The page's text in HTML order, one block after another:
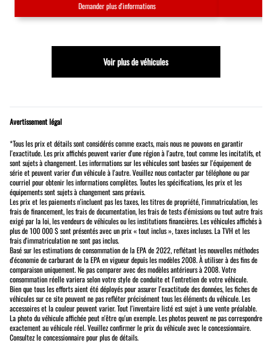
Demander plus d'informations
Voir plus de véhicules
Avertissement légal
*Tous les prix et détails sont considérés comme exacts, mais nous ne pouvons en garantir
l'exactitude. Les prix affichés peuvent varier d'une région à l'autre, tout comme les incitatifs, et
sont sujets à changement. Les informations sur les véhicules sont basées sur l'équipement de
série et peuvent varier d'un véhicule à l'autre. Veuillez nous contacter par téléphone ou par
courriel pour obtenir les informations complètes. Toutes les spécifications, les prix et les
équipements sont sujets à changement sans préavis.
Les prix et les paiements n'incluent pas les taxes, les titres de propriété, l'immatriculation, les
frais de financement, les frais de documentation, les frais de tests d'émissions ou tout autre frais
exigé par la loi, les vendeurs de véhicules ou les institutions financières. Les véhicules affichés à
plus de 100 000 $ sont présentés avec un prix « tout inclus », taxes incluses. La TVH et les
frais d'immatriculation ne sont pas inclus.
Basé sur les estimations de consommation de la EPA de 2022, reflétant les nouvelles méthodes
d'économie de carburant de la EPA en vigueur depuis les modèles 2008. À utiliser à des fins de
comparaison uniquement. Ne pas comparer avec des modèles antérieurs à 2008. Votre
consommation réelle variera selon votre style de conduite et l'entretien de votre véhicule.
Bien que tous les efforts aient été déployés pour assurer l'exactitude des données, les fiches de
véhicules sur ce site peuvent ne pas refléter précisément tous les éléments du véhicule. Les
accessoires et la couleur peuvent varier. Tout l'inventaire listé est sujet à une vente préalable.
La photo du véhicule affichée peut n'être qu'un exemple. Les photos peuvent ne pas correspondre
exactement au véhicule réel. Veuillez confirmer le prix du véhicule avec le concessionnaire.
Consultez le concessionnaire pour plus de détails.